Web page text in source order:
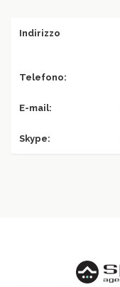
Indirizzo
Telefono:
E-mail:
Skype: